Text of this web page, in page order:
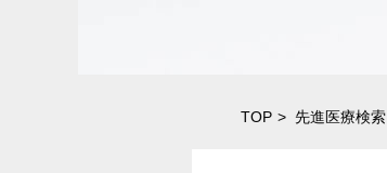
TOP 先進医療検索